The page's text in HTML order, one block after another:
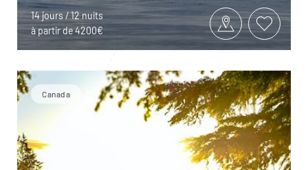
14 jours / 12 nuits
à partir de 4200€
Canada